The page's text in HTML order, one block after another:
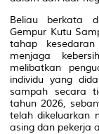
Beliau berkata
Gempur Kutu
tahap
menjaga
melibatkan
individu yang
sampah secara
tahun 2026,
telah dikeluarkan
asing dan pekerja